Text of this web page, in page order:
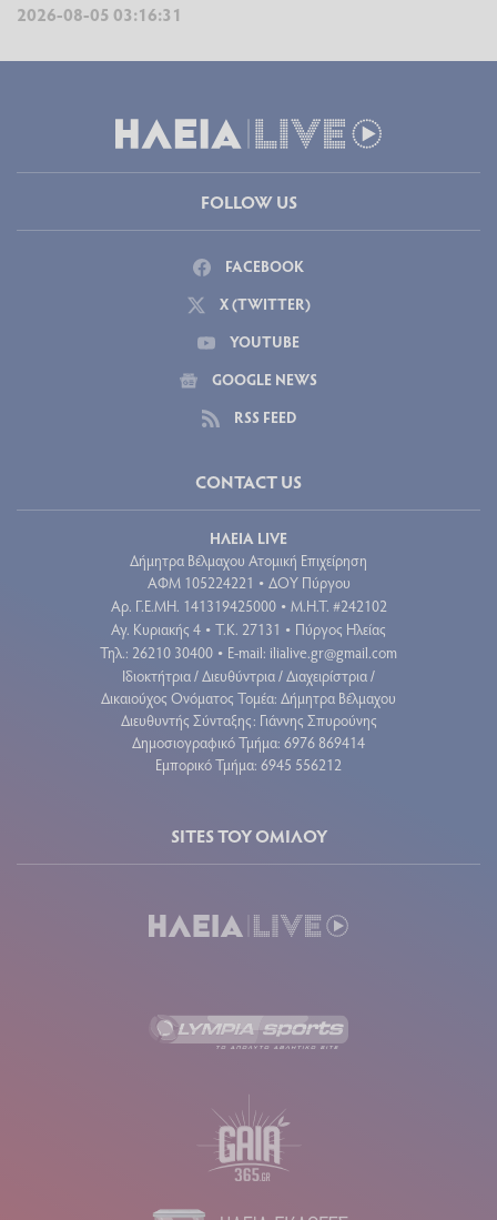
2026-08-05 03:16:31
FOLLOW US
FACEBOOK
X (TWITTER)
YOUTUBE
GOOGLE NEWS
RSS FEED
CONTACT US
ΗΛΕΙΑ LIVE
Δήμητρα Βέλμαχου Ατομική Επιχείρηση
ΑΦΜ 105224221 • ΔΟΥ Πύργου
Aρ. Γ.Ε.ΜΗ. 141319425000 • Μ.Η.Τ. #242102
Αγ. Κυριακής 4 • Τ.Κ. 27131 • Πύργος Ηλείας
Τηλ.: 26210 30400 • E-mail: ilialive.gr@gmail.com
Ιδιοκτήτρια / Διευθύντρια / Διαχειρίστρια /
Δικαιούχος Ονόματος Τομέα: Δήμητρα Βέλμαχου
Διευθυντής Σύνταξης: Γιάννης Σπυρούνης
Δημοσιογραφικό Τμήμα: 6976 869414
Εμπορικό Τμήμα: 6945 556212
SITES ΤΟΥ ΟΜΙΛΟΥ